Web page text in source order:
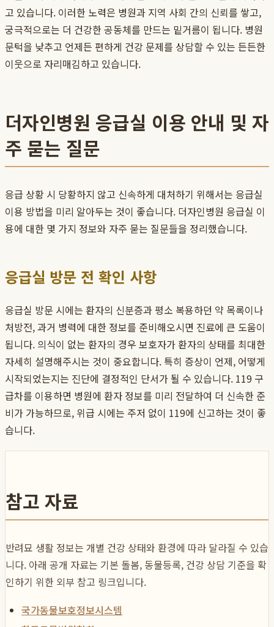
고 있습니다. 이러한 노력은 병원과 지역 사회 간의 신뢰를 쌓고,
궁극적으로는 더 건강한 공동체를 만드는 밑거름이 됩니다. 병원
문턱을 낮추고 언제든 편하게 건강 문제를 상담할 수 있는 든든한
이웃으로 자리매김하고 있습니다.
더자인병원 응급실 이용 안내 및 자
주 묻는 질문
응급 상황 시 당황하지 않고 신속하게 대처하기 위해서는 응급실
이용 방법을 미리 알아두는 것이 좋습니다. 더자인병원 응급실 이
용에 대한 몇 가지 정보와 자주 묻는 질문들을 정리했습니다.
응급실 방문 전 확인 사항
응급실 방문 시에는 환자의 신분증과 평소 복용하던 약 목록이나
처방전, 과거 병력에 대한 정보를 준비해오시면 진료에 큰 도움이
됩니다. 의식이 없는 환자의 경우 보호자가 환자의 상태를 최대한
자세히 설명해주시는 것이 중요합니다. 특히 증상이 언제, 어떻게
시작되었는지는 진단에 결정적인 단서가 될 수 있습니다. 119 구
급차를 이용하면 병원에 환자 정보를 미리 전달하여 더 신속한 준
비가 가능하므로, 위급 시에는 주저 없이 119에 신고하는 것이 좋
습니다.
참고 자료
반려묘 생활 정보는 개별 건강 상태와 환경에 따라 달라질 수 있습
니다. 아래 공개 자료는 기본 돌봄, 동물등록, 건강 상담 기준을 확
인하기 위한 외부 참고 링크입니다.
국가동물보호정보시스템